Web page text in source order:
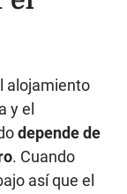
alojamiento
y el
depende de
. Cuando
así que el